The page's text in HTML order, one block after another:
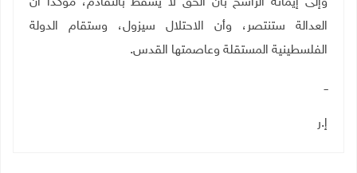
العدالة ستنتصر، وأن الاحتلال سيزول، وستقام الدولة
الفلسطينية المستقلة وعاصمتها القدس.
ــ
إ.ر